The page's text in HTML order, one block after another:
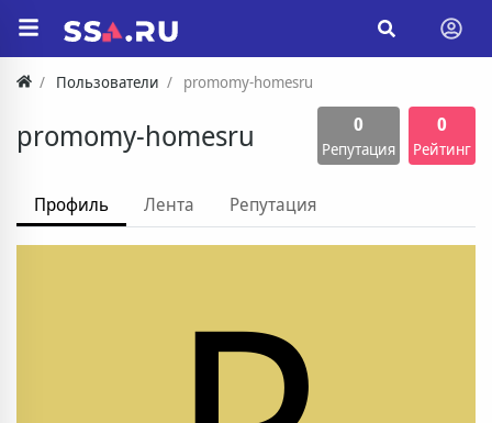
Пользователи promomy-homesru
promomy-homesru 0
Репутация
0
Рейтинг
Профиль Лента Репутация